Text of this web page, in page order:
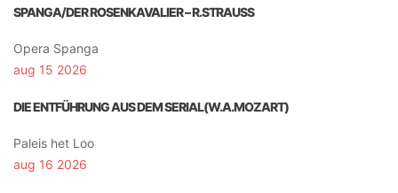
SPANGA/DER ROSENKAVALIER – R.STRAUSS
Opera Spanga
aug 15 2026
DIE ENTFÜHRUNG AUS DEM SERIAL(W.A.MOZART)
Paleis het Loo
aug 16 2026